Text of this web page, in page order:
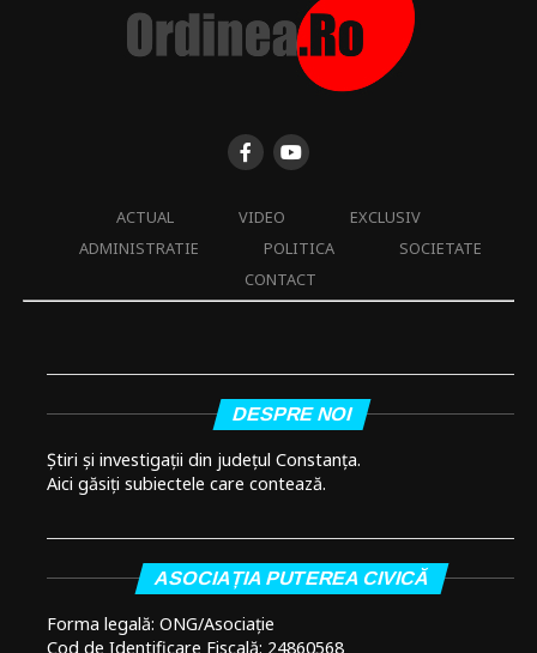
ACTUAL VIDEO
EXCLUSIV
ADMINISTRATIE
POLITICA
SOCIETATE
CONTACT
DESPRE NOI
Știri și investigații din județul Constanța.
Aici găsiți subiectele care contează.
ASOCIAȚIA PUTEREA CIVICĂ
Forma legală: ONG/Asociație
Cod de Identificare Fiscală: 24860568